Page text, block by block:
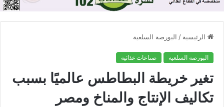
الرئيسية / البورصة السلعية
البورصة السلعية صناعات غذائية
تغير خريطة البطاطس عالميًا بسبب
تكاليف الإنتاج والمناخ ومصر